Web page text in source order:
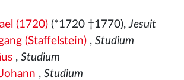
(1720)(*1720 †1770),Jesuit
(Staffelstein), Studium
, Studium
, Studium